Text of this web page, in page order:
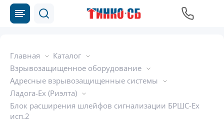
Главная
Каталог
Взрывозащищенное оборудование
Адресные взрывозащищенные системы
Ладога-Ex (Риэлта)
Блок расширения шлейфов сигнализации БРШС-Ех
исп.2